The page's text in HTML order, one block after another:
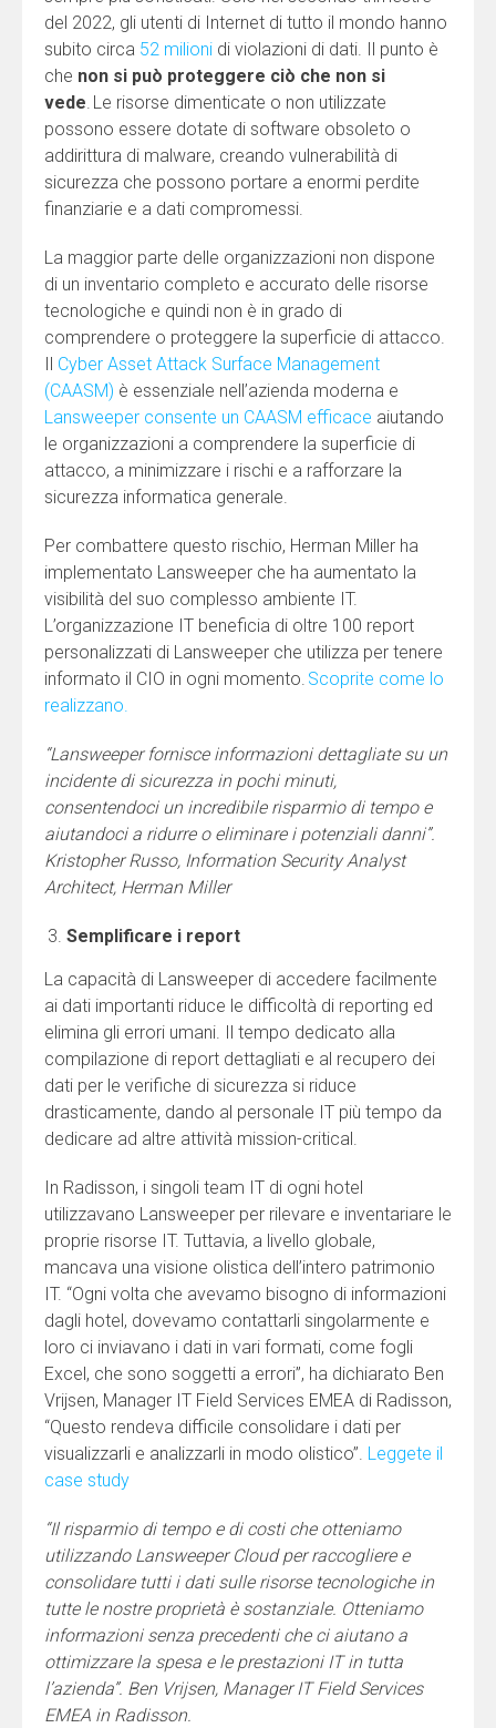
del 2022, gli utenti di Internet di tutto il mondo hanno
subito circa 52 milioni di violazioni di dati. Il punto è
che non si può proteggere ciò che non si
vede. Le risorse dimenticate o non utilizzate
possono essere dotate di software obsoleto o
addirittura di malware, creando vulnerabilità di
sicurezza che possono portare a enormi perdite
finanziarie e a dati compromessi.
La maggior parte delle organizzazioni non dispone
di un inventario completo e accurato delle risorse
tecnologiche e quindi non è in grado di
comprendere o proteggere la superficie di attacco.
Il Cyber Asset Attack Surface Management
(CAASM) è essenziale nell’azienda moderna e
Lansweeper consente un CAASM efficace aiutando
le organizzazioni a comprendere la superficie di
attacco, a minimizzare i rischi e a rafforzare la
sicurezza informatica generale.
Per combattere questo rischio, Herman Miller ha
implementato Lansweeper che ha aumentato la
visibilità del suo complesso ambiente IT.
L’organizzazione IT beneficia di oltre 100 report
personalizzati di Lansweeper che utilizza per tenere
informato il CIO in ogni momento. Scoprite come lo
realizzano.
“Lansweeper fornisce informazioni dettagliate su un
incidente di sicurezza in pochi minuti,
consentendoci un incredibile risparmio di tempo e
aiutandoci a ridurre o eliminare i potenziali danni”.
Kristopher Russo, Information Security Analyst
Architect, Herman Miller
Semplificare i report
La capacità di Lansweeper di accedere facilmente
ai dati importanti riduce le difficoltà di reporting ed
elimina gli errori umani. Il tempo dedicato alla
compilazione di report dettagliati e al recupero dei
dati per le verifiche di sicurezza si riduce
drasticamente, dando al personale IT più tempo da
dedicare ad altre attività mission-critical.
In Radisson, i singoli team IT di ogni hotel
utilizzavano Lansweeper per rilevare e inventariare le
proprie risorse IT. Tuttavia, a livello globale,
mancava una visione olistica dell’intero patrimonio
IT. “Ogni volta che avevamo bisogno di informazioni
dagli hotel, dovevamo contattarli singolarmente e
loro ci inviavano i dati in vari formati, come fogli
Excel, che sono soggetti a errori”, ha dichiarato Ben
Vrijsen, Manager IT Field Services EMEA di Radisson,
“Questo rendeva difficile consolidare i dati per
visualizzarli e analizzarli in modo olistico”. Leggete il
case study
“Il risparmio di tempo e di costi che otteniamo
utilizzando Lansweeper Cloud per raccogliere e
consolidare tutti i dati sulle risorse tecnologiche in
tutte le nostre proprietà è sostanziale. Otteniamo
informazioni senza precedenti che ci aiutano a
ottimizzare la spesa e le prestazioni IT in tutta
l’azienda”. Ben Vrijsen, Manager IT Field Services
EMEA in Radisson.